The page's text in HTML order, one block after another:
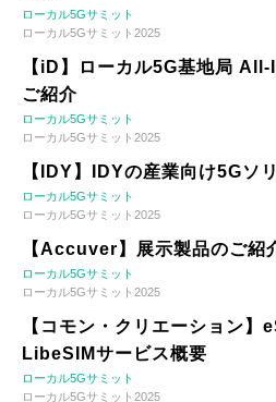
ローカル5Gサミット
ローカル5Gサミット2025
【iD】ローカル5G基地局
ご紹介
ローカル5Gサミット
ローカル5Gサミット2025
【IDY】IDYの産業向け5Gソ
ローカル5Gサミット
ローカル5Gサミット2025
【Accuver】展示製品のご紹
ローカル5Gサミット
ローカル5Gサミット2025
【コモン・クリエーション】
LibeSIMサービス概要
ローカル5Gサミット
ローカル5Gサミット2025